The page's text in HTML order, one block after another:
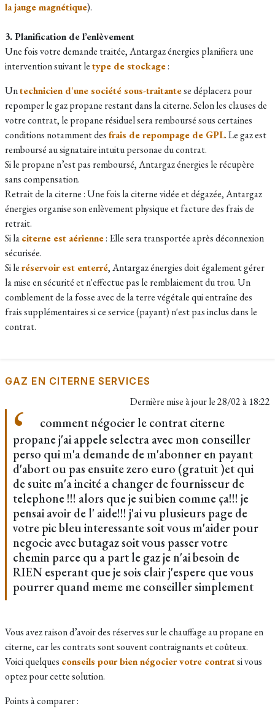
la jauge magnétique).
3. Planification de l’enlèvement
Une fois votre demande traitée, Antargaz énergies planifiera une
intervention suivant letype de stockage:
Untechnicien d'une société sous-traitantese déplacera pour
repomper le gaz propane restant dans la citerne. Selon les clauses de
votre contrat, le propane résiduel sera remboursé sous certaines
conditions notamment desfrais de repompage de GPL. Le gaz est
remboursé au signataire intuitu personae du contrat.
Si le propane n’est pas remboursé, Antargaz énergies le récupère
sans compensation.
Retrait de la citerne : Une fois la citerne vidée et dégazée, Antargaz
énergies organise son enlèvement physique et facture des frais de
retrait.
Si laciterne est aérienne: Elle sera transportée après déconnexion
sécurisée.
Si leréservoir est enterré, Antargaz énergies doit également gérer
la mise en sécurité et n'effectue pas le remblaiement du trou. Un
comblement de la fosse avec de la terre végétale qui entraîne des
frais supplémentaires si ce service (payant) n'est pas inclus dans le
contrat.
GAZ EN CITERNE SERVICES
Dernière mise à jour le28/02 à 18:22
comment négocier le contrat citerne
propane j'ai appele selectra avec mon conseiller
perso qui m'a demande de m'abonner en payant
d'abort ou pas ensuite zero euro (gratuit )et qui
de suite m'a incité a changer de fournisseur de
telephone !!! alors que je sui bien comme ça!!! je
pensai avoir de l' aide!!! j'ai vu plusieurs page de
votre pic bleu interessante soit vous m'aider pour
negocie avec butagaz soit vous passer votre
chemin parce qu a part le gaz je n'ai besoin de
RIEN esperant que je sois clair j'espere que vous
pourrer quand meme me conseiller simplement
Vous avez raison d’avoir des réserves sur le chauffage au propane en
citerne, car les contrats sont souvent contraignants et coûteux.
Voici quelques conseils pour bien négocier votre contratsi vous
optez pour cette solution.
Points à comparer :